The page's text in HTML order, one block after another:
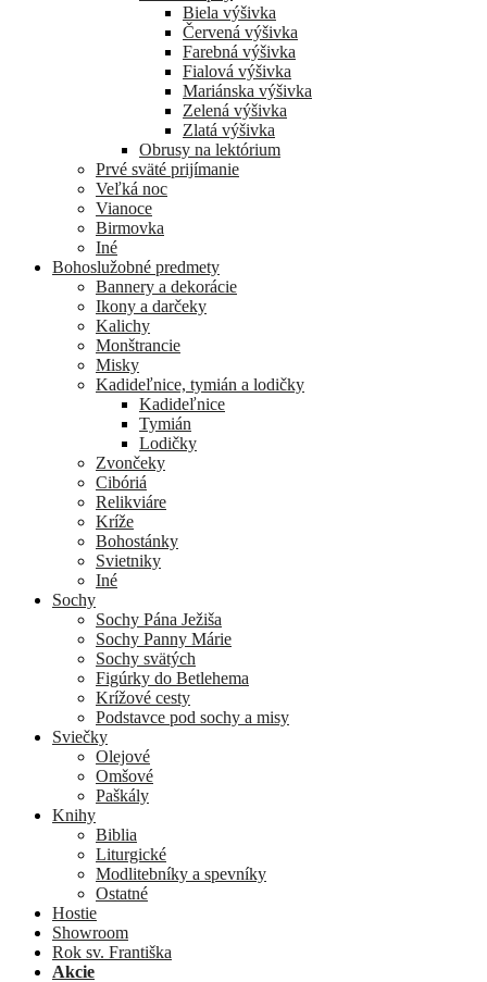
Biela výšivka
Červená výšivka
Farebná výšivka
Fialová výšivka
Mariánska výšivka
Zelená výšivka
Zlatá výšivka
Obrusy na lektórium
Prvé sväté prijímanie
Veľká noc
Vianoce
Birmovka
Iné
Bohoslužobné predmety
Bannery a dekorácie
Ikony a darčeky
Kalichy
Monštrancie
Misky
Kadideľnice, tymián a lodičky
Kadideľnice
Tymián
Lodičky
Zvončeky
Cibóriá
Relikviáre
Kríže
Bohostánky
Svietniky
Iné
Sochy
Sochy Pána Ježiša
Sochy Panny Márie
Sochy svätých
Figúrky do Betlehema
Krížové cesty
Podstavce pod sochy a misy
Sviečky
Olejové
Omšové
Paškály
Knihy
Biblia
Liturgické
Modlitebníky a spevníky
Ostatné
Hostie
Showroom
Rok sv. Františka
Akcie